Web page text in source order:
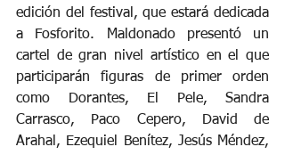
edición del festival, que estará dedicada
a Fosforito. Maldonado presentó un
cartel de gran nivel artístico en el que
participarán figuras de primer orden
como Dorantes, El Pele, Sandra
Carrasco, Paco Cepero, David de
Arahal, Ezequiel Benítez, Jesús Méndez,